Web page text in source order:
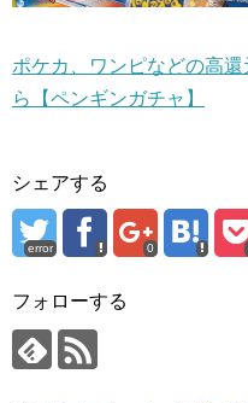
ポケカ、ワンピなどの高
ら【ペンギンガチャ】
シェアする
error 0
フォローする